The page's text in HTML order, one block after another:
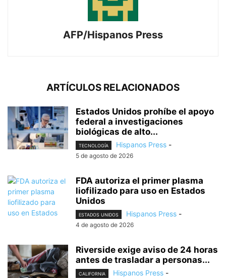
AFP/Hispanos Press
ARTÍCULOS RELACIONADOS
Estados Unidos prohíbe el apoyo
federal a investigaciones
biológicas de alto...
TECNOLOGÍA Hispanos Press -
5 de agosto de 2026
FDA autoriza el primer plasma
liofilizado para uso en Estados
Unidos
ESTADOS UNIDOS Hispanos Press -
4 de agosto de 2026
Riverside exige aviso de 24 horas
antes de trasladar a personas...
CALIFORNIA Hispanos Press -